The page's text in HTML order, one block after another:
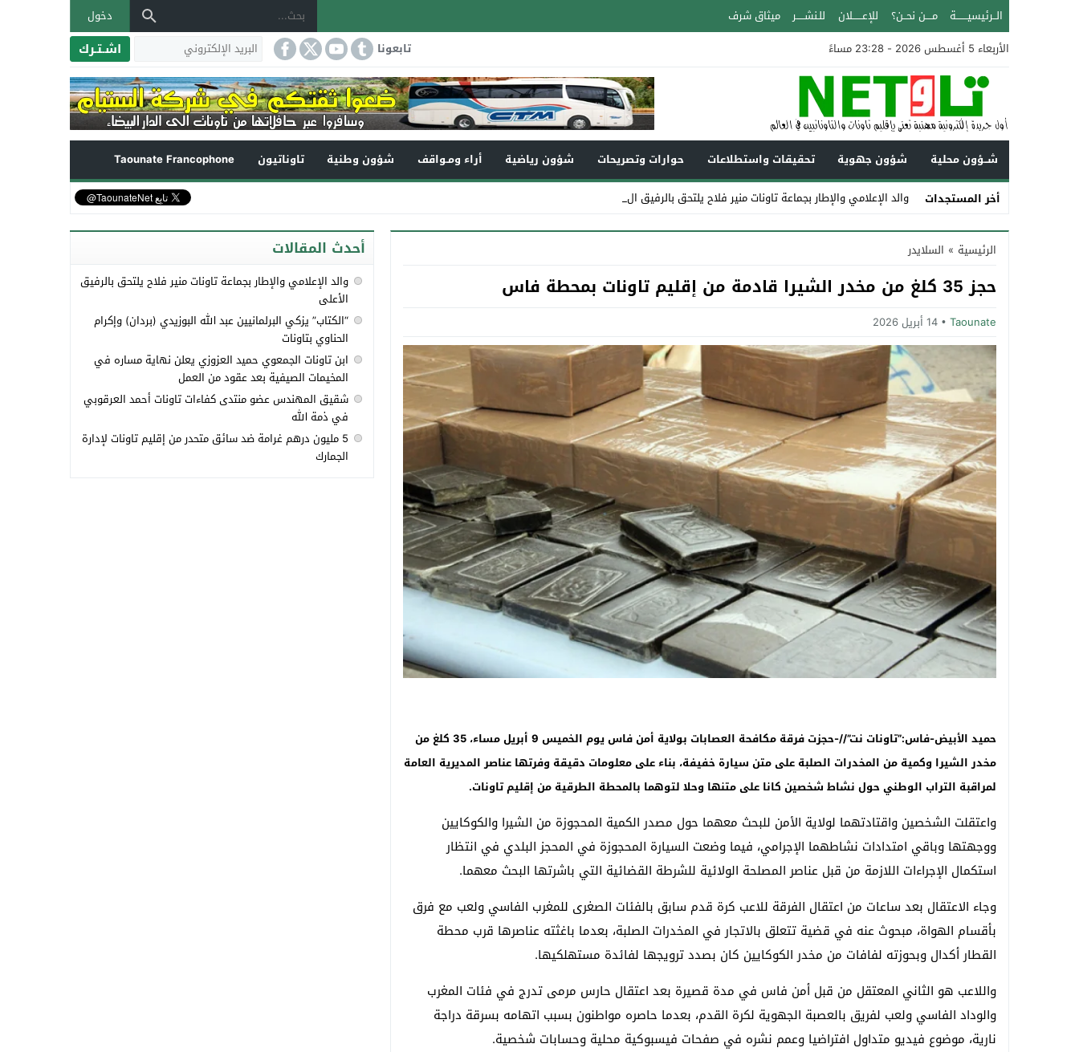
الــرئيسيـــــــة مــــن نحــن؟ للإعــــــلان للـنشـــــر ميثاق شرف
دخول
الأربعاء 5 أغسطس 2026 - 23:28 مساءً
تابعونا اشـتـرك
شــؤون محلية شؤون جهوية تحقيقات واستطلاعات حوارات وتصريحات شؤون رياضية أراء ومـواقف شؤون وطنية تاوناتيون
Taounate Francophone
أخر المستجدات
والد الإعلامي والإطار بجماعة تاونات منير فلاح يلتحق بالرفيق الأعلى
Stop
Previous
Next
الرئيسية » السلايدر
حجز 35 كلغ من مخدر الشيرا قادمة من إقليم تاونات بمحطة فاس
Taounate 14 أبريل 2026
حميد الأبيض-فاس:”تاونات نت”//-حجزت فرقة مكافحة العصابات بولاية أمن فاس يوم الخميس 9 أبريل مساء، 35 كلغ من
مخدر الشيرا وكمية من المخدرات الصلبة على متن سيارة خفيفة، بناء على معلومات دقيقة وفرتها عناصر المديرية العامة
لمراقبة التراب الوطني حول نشاط شخصين كانا على متنها وحلا لتوهما بالمحطة الطرقية من إقليم تاونات.
واعتقلت الشخصين واقتادتهما لولاية الأمن للبحث معهما حول مصدر الكمية المحجوزة من الشيرا والكوكايين
ووجهتها وباقي امتدادات نشاطهما الإجرامي، فيما وضعت السيارة المحجوزة في المحجز البلدي في انتظار
استكمال الإجراءات اللازمة من قبل عناصر المصلحة الولائية للشرطة القضائية التي باشرتها البحث معهما.
وجاء الاعتقال بعد ساعات من اعتقال الفرقة للاعب كرة قدم سابق بالفئات الصغرى للمغرب الفاسي ولعب مع فرق
بأقسام الهواة، مبحوث عنه في قضية تتعلق بالاتجار في المخدرات الصلبة، بعدما باغثته عناصرها قرب محطة
القطار أكدال وبحوزته لفافات من مخدر الكوكايين كان بصدد ترويجها لفائدة مستهلكيها.
واللاعب هو الثاني المعتقل من قبل أمن فاس في مدة قصيرة بعد اعتقال حارس مرمى تدرج في فئات المغرب
والوداد الفاسي ولعب لفريق بالعصبة الجهوية لكرة القدم، بعدما حاصره مواطنون بسبب اتهامه بسرقة دراجة
نارية، موضوع فيديو متداول افتراضيا وعمم نشره في صفحات فيسبوكية محلية وحسابات شخصية.
أحدث المقالات
والد الإعلامي والإطار بجماعة تاونات منير فلاح يلتحق بالرفيق
الأعلى
“الكتاب” يزكي البرلمانيين عبد الله البوزيدي (بردان) وإكرام
الحناوي بتاونات
ابن تاونات الجمعوي حميد العزوزي يعلن نهاية مساره في
المخيمات الصيفية بعد عقود من العمل
شقيق المهندس عضو منتدى كفاءات تاونات أحمد العرقوبي
في ذمة الله
5 مليون درهم غرامة ضد سائق متحدر من إقليم تاونات لإدارة
الجمارك